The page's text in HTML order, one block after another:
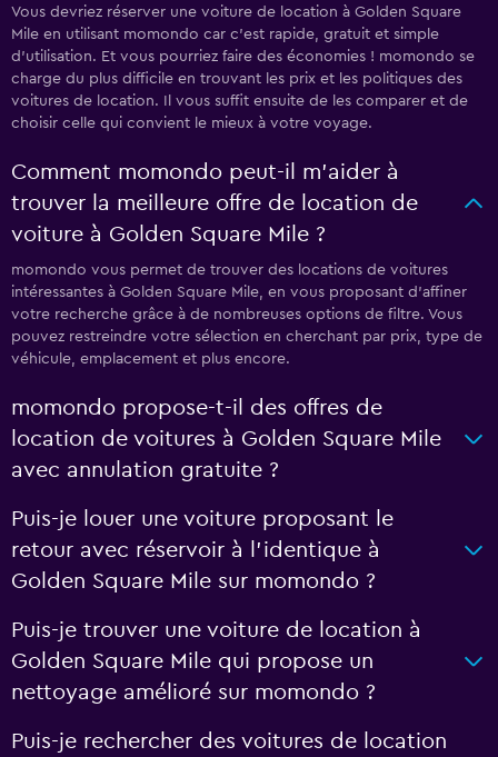
Vous devriez réserver une voiture de location à Golden Square
Mile en utilisant momondo car c'est rapide, gratuit et simple
d'utilisation. Et vous pourriez faire des économies ! momondo se
charge du plus difficile en trouvant les prix et les politiques des
voitures de location. Il vous suffit ensuite de les comparer et de
choisir celle qui convient le mieux à votre voyage.
Comment momondo peut-il m’aider à
trouver la meilleure offre de location de
voiture à Golden Square Mile ?
momondo vous permet de trouver des locations de voitures
intéressantes à Golden Square Mile, en vous proposant d'affiner
votre recherche grâce à de nombreuses options de filtre. Vous
pouvez restreindre votre sélection en cherchant par prix, type de
véhicule, emplacement et plus encore.
momondo propose-t-il des offres de
location de voitures à Golden Square Mile
avec annulation gratuite ?
Puis-je louer une voiture proposant le
retour avec réservoir à l’identique à
Golden Square Mile sur momondo ?
Puis-je trouver une voiture de location à
Golden Square Mile qui propose un
nettoyage amélioré sur momondo ?
Puis-je rechercher des voitures de location